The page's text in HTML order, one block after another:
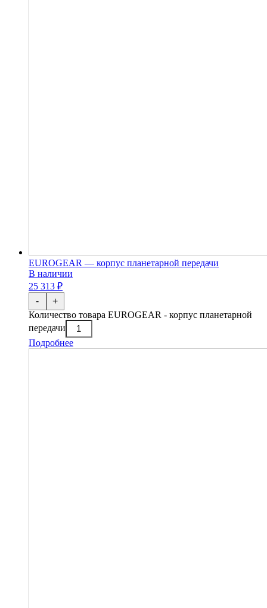
EUROGEAR — корпус планетарной передачи
В наличии
25 313 ₽
-
Количество товара EUROGEAR - корпус планетарной
передачи
+
Подробнее